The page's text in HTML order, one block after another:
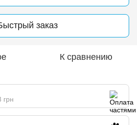
заказ
К сравнению
грн